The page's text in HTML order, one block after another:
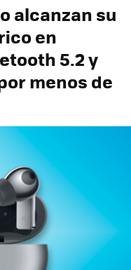
alcanzan su
en
5.2 y
menos de